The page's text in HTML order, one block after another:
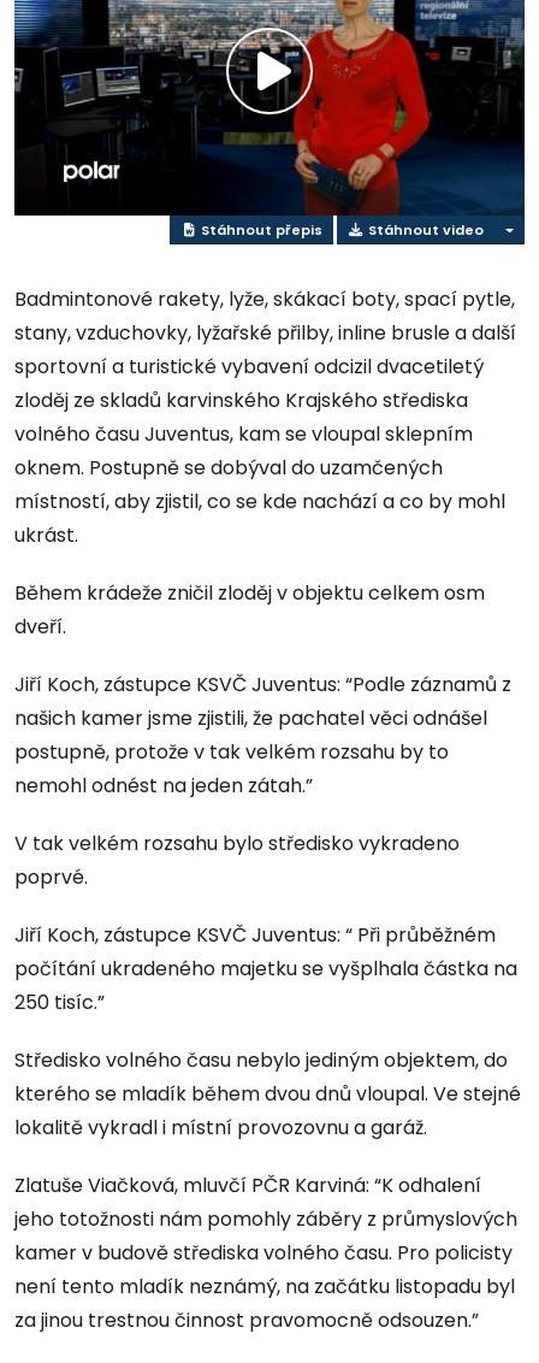
Přehrát
video
Stáhnout přepis Stáhnout video
Badmintonové rakety, lyže, skákací boty, spací pytle,
stany, vzduchovky, lyžařské přilby, inline brusle a další
sportovní a turistické vybavení odcizil dvacetiletý
zloděj ze skladů karvinského Krajského střediska
volného času Juventus, kam se vloupal sklepním
oknem. Postupně se dobýval do uzamčených
místností, aby zjistil, co se kde nachází a co by mohl
ukrást.
Během krádeže zničil zloděj v objektu celkem osm
dveří.
Jiří Koch, zástupce KSVČ Juventus: “Podle záznamů z
našich kamer jsme zjistili, že pachatel věci odnášel
postupně, protože v tak velkém rozsahu by to
nemohl odnést na jeden zátah.”
V tak velkém rozsahu bylo středisko vykradeno
poprvé.
Jiří Koch, zástupce KSVČ Juventus: “ Při průběžném
počítání ukradeného majetku se vyšplhala částka na
250 tisíc.”
Středisko volného času nebylo jediným objektem, do
kterého se mladík během dvou dnů vloupal. Ve stejné
lokalitě vykradl i místní provozovnu a garáž.
Zlatuše Viačková, mluvčí PČR Karviná: “K odhalení
jeho totožnosti nám pomohly záběry z průmyslových
kamer v budově střediska volného času. Pro policisty
není tento mladík neznámý, na začátku listopadu byl
za jinou trestnou činnost pravomocně odsouzen.”